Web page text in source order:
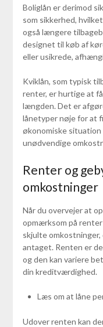
Boliglån er derimod
som sikkerhed,
også længere
designet til køb af
eller usikrede,
Kviklån, som typisk
renter, er hurtige at
længden. Det er
lånetyper nøje for at
økonomiske situation
unødvendige
Renter og
omkostninger
Når du overvejer at
opmærksom på
skjulte
antaget. Renten er
og den kan variere
din kreditværdighed.
Læs om at låne
Udover renten kan